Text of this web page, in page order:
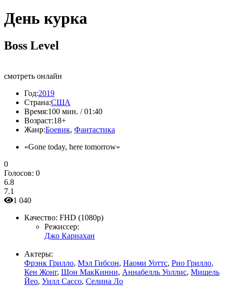
День курка
Boss Level
смотреть онлайн
Год:2019
Страна:США
Время:100 мин. / 01:40
Возраст:18+
Жанр:Боевик, Фантастика
«Gone today, here tomorrow»
0
Голосов: 0
6.8
7.1
1 040
Качество: FHD (1080p)
Режиссер:
Джо Карнахан
Актеры:
Фрэнк Грилло, Мэл Гибсон, Наоми Уоттс, Рио Грилло,
Кен Жонг, Шон МакКинни, Аннабелль Уоллис, Мишель
Йео, Уилл Сассо, Селина Ло